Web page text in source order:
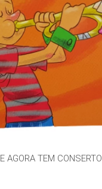
E AGORA TEM CONSERTO